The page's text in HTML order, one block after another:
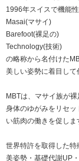
1996年スイスで機能
Masai(マサイ)
Barefoot(裸足の)
Technology(技術)
の略称から名付けた
美しい姿勢に着目して
MBTは、マサイ族が裸
身体のゆがみをリセ
い筋肉の働きを促しま
世界特許を取得した特
美姿勢・基礎代謝UP